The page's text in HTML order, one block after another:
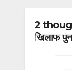
2
खिलाफ